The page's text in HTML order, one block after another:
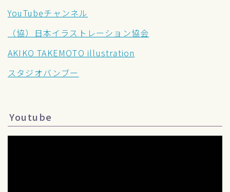
YouTubeチャンネル
（協）日本イラストレーション協会
AKIKO TAKEMOTO illustration
スタジオバンブー
Youtube